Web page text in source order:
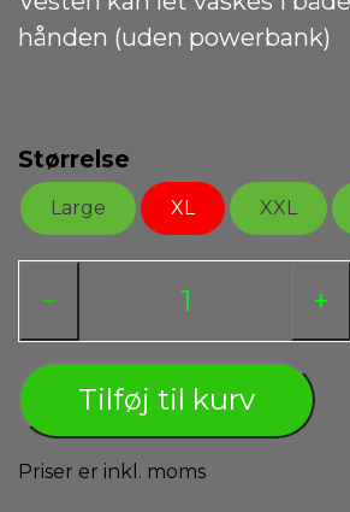
hånden (uden powerbank)
Størrelse
Large XL XXL
− +
Tilføj til kurv
Priser er inkl. moms